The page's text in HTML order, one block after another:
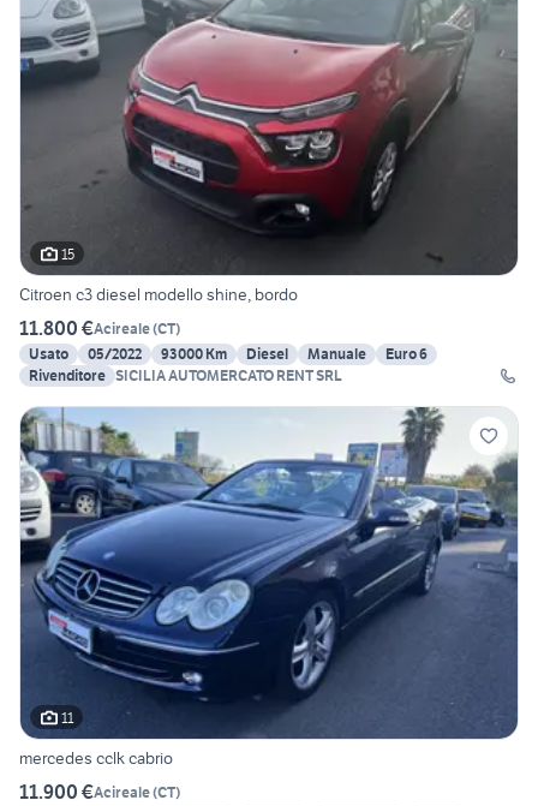
15
Citroen c3 diesel modello shine, bordo
11.800 €Acireale(CT)
Usato
05/2022 93000 Km Diesel Manuale
Euro 6
Rivenditore SICILIA AUTOMERCATO RENT SRL
11
mercedes cclk cabrio
11.900 €Acireale(CT)